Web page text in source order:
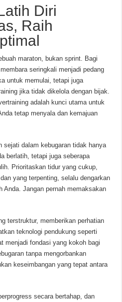
Diri
Raih
maraton, bukan sprint. Bagi
seringkali menjadi pedang
untuk memulai, tetapi juga
jika tidak dikelola dengan bijak.
adalah kunci utama untuk
tetap menyala dan kemajuan
sejati dalam kebugaran tidak hanya
berlatih, tetapi juga seberapa
Prioritaskan tidur yang cukup,
yang terpenting, selalu dengarkan
Anda. Jangan pernah memaksakan
terstruktur, memberikan perhatian
teknologi pendukung seperti
menjadi fondasi yang kokoh bagi
tanpa mengorbankan
keseimbangan yang tepat antara
secara bertahap, dan